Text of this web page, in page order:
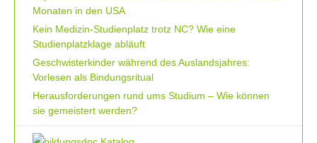
Monaten in den USA
Kein Medizin-Studienplatz trotz NC? Wie eine
Studienplatzklage abläuft
Geschwisterkinder während des Auslandsjahres:
Vorlesen als Bindungsritual
Herausforderungen rund ums Studium – Wie können
sie gemeistert werden?